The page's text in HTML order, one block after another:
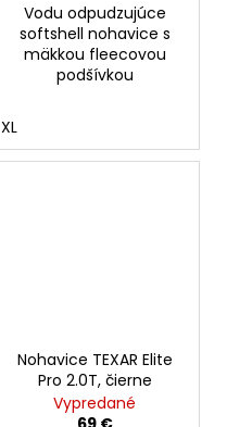
Vodu odpudzujúce
softshell nohavice s
mäkkou fleecovou
podšívkou
XL
Nohavice TEXAR Elite
Pro 2.0T, čierne
Vypredané